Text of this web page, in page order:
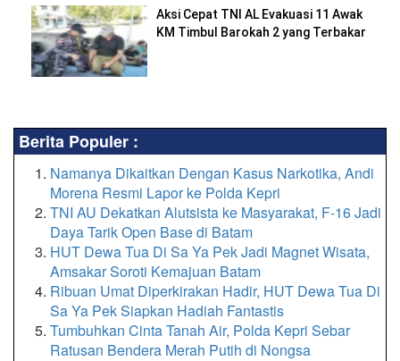
Aksi Cepat TNI AL Evakuasi 11 Awak
KM Timbul Barokah 2 yang Terbakar
Berita Populer :
Namanya Dikaitkan Dengan Kasus Narkotika, Andi
Morena Resmi Lapor ke Polda Kepri
TNI AU Dekatkan Alutsista ke Masyarakat, F-16 Jadi
Daya Tarik Open Base di Batam
HUT Dewa Tua Di Sa Ya Pek Jadi Magnet Wisata,
Amsakar Soroti Kemajuan Batam
Ribuan Umat Diperkirakan Hadir, HUT Dewa Tua Di
Sa Ya Pek Siapkan Hadiah Fantastis
Tumbuhkan Cinta Tanah Air, Polda Kepri Sebar
Ratusan Bendera Merah Putih di Nongsa